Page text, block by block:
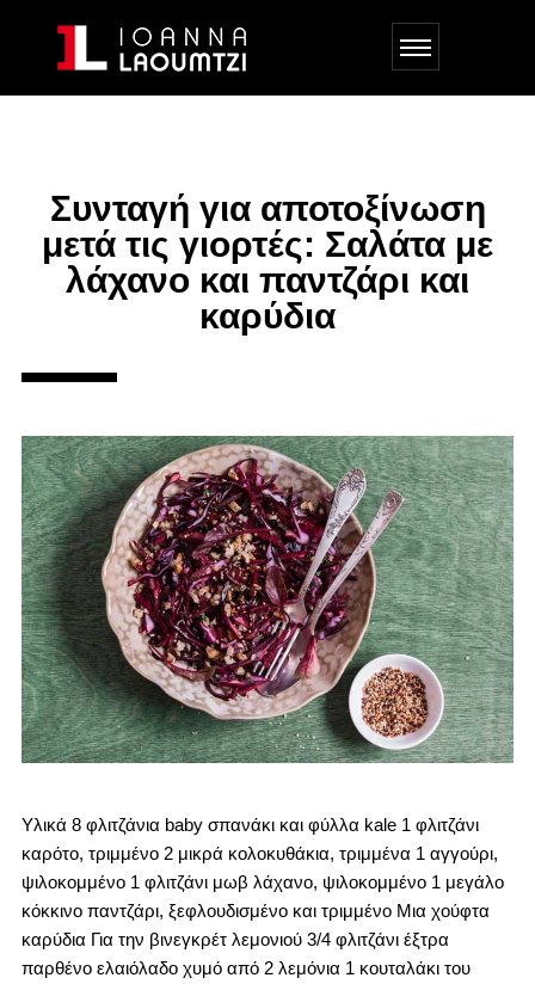
Συνταγή για αποτοξίνωση
μετά τις γιορτές: Σαλάτα με
λάχανο και παντζάρι και
καρύδια
Υλικά 8 φλιτζάνια baby σπανάκι και φύλλα kale 1 φλιτζάνι
καρότο, τριμμένο 2 μικρά κολοκυθάκια, τριμμένα 1 αγγούρι,
ψιλοκομμένο 1 φλιτζάνι μωβ λάχανο, ψιλοκομμένο 1 μεγάλο
κόκκινο παντζάρι, ξεφλουδισμένο και τριμμένο Μια χούφτα
καρύδια Για την βινεγκρέτ λεμονιού 3/4 φλιτζάνι έξτρα
παρθένο ελαιόλαδο χυμό από 2 λεμόνια 1 κουταλάκι του